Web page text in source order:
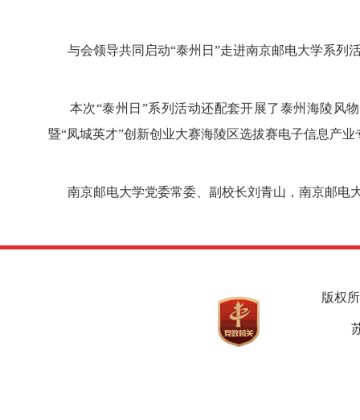
与会领导共同启动“泰州日”走进南京邮电大学系列
本次“泰州日”系列活动还配套开展了泰州海陵风
暨“凤城英才”创新创业大赛海陵区选拔赛电子信息产
南京邮电大学党委常委、副校长刘青山，南京邮电
版权